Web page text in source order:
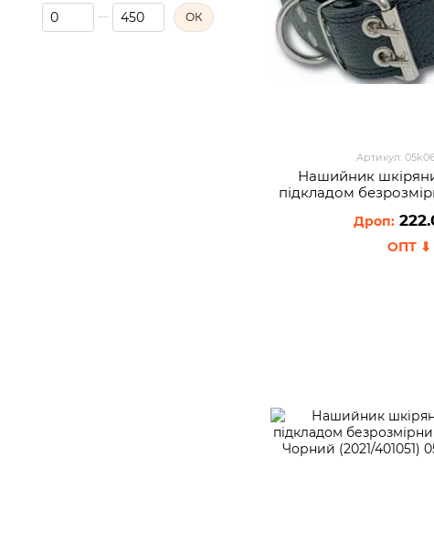
Артикул:
Нашийник
пiдкладом
см Чорний
Від Ціна, ₴
До Ціна, ₴ ОК